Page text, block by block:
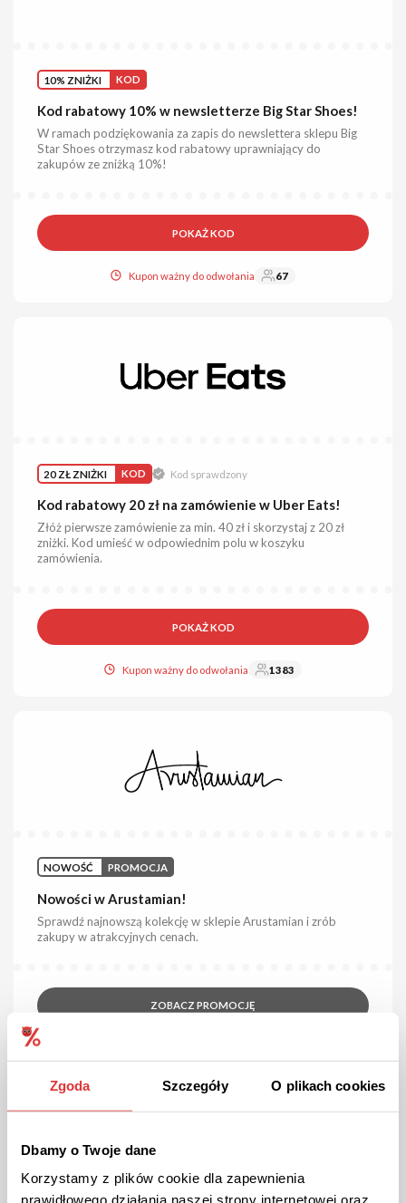
Zgoda Szczegóły O plikach cookies
Dbamy o Twoje dane
Korzystamy z plików cookie dla zapewnienia
prawidłowego działania naszej strony internetowej oraz
10% ZNIŻKI KOD
Kod rabatowy 10% w newsletterze Big Star Shoes!
W ramach podziękowania za zapis do newslettera sklepu Big
Star Shoes otrzymasz kod rabatowy uprawniający do
zakupów ze zniżką 10%!
POKAŻ KOD
Kupon ważny do odwołania 67
20 ZŁ ZNIŻKI KOD Kod sprawdzony
Kod rabatowy 20 zł na zamówienie w Uber Eats!
Złóż pierwsze zamówienie za min. 40 zł i skorzystaj z 20 zł
zniżki. Kod umieść w odpowiednim polu w koszyku
zamówienia.
POKAŻ KOD
Kupon ważny do odwołania 1383
NOWOŚĆ PROMOCJA
Nowości w Arustamian!
Sprawdź najnowszą kolekcję w sklepie Arustamian i zrób
zakupy w atrakcyjnych cenach.
ZOBACZ PROMOCJĘ